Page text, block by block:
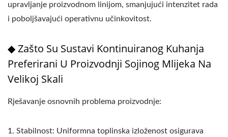
upravljanje proizvodnom linijom, smanjujući intenzitet rada
i poboljšavajući operativnu učinkovitost.
◆ Zašto Su Sustavi Kontinuiranog Kuhanja
Preferirani U Proizvodnji Sojinog Mlijeka Na
Velikoj Skali
Rješavanje osnovnih problema proizvodnje:
1. Stabilnost: Uniformna toplinska izloženost osigurava